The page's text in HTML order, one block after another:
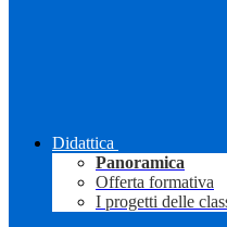
Didattica
Panoramica
Offerta formativa
I progetti delle